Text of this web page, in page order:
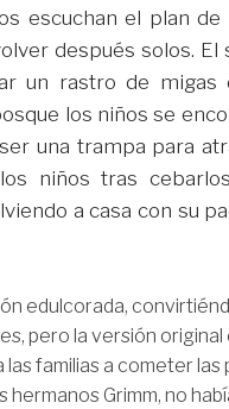
escuchan el plan
después solos.
un rastro de migas
los niños se
una trampa para
niños tras
a casa con su
edulcorada,
pero la versión
las familias a cometer
Grimm, no